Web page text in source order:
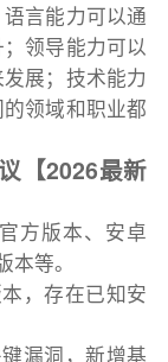
言能力可以通
领导能力可以
展；技术能力
领域和职业都
【2026最新
方版本、安卓
等。
，存在已知安
漏洞，新增基